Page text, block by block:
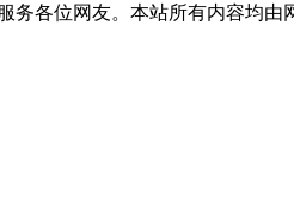
务各位网友。本站所有内容均